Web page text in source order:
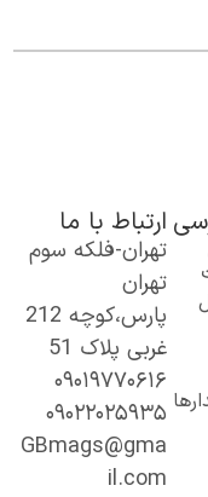
ارتباط با ما
تهران-فلکه سوم
تهران
پارس،کوچه 212
غربی پلاک 51
۰۹۰۱۹۷۷۰۶۱۶
۰۹۰۲۲۰۲۵۹۳۵
GBmags@gma
il.com